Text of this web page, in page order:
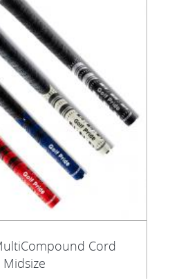
Cord
Midsize